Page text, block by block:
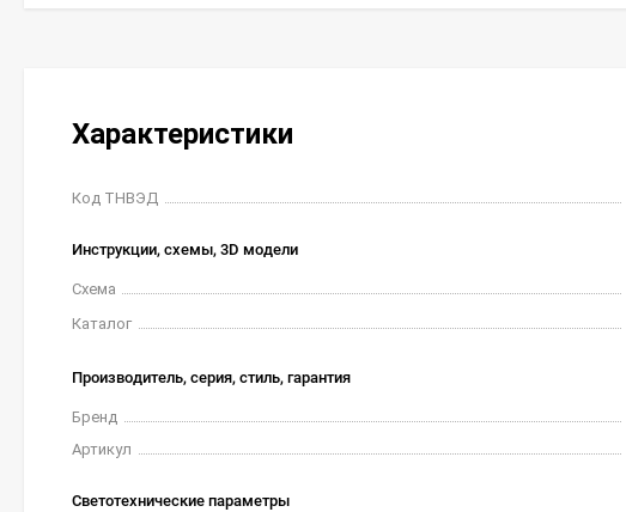
Характеристики
Код ТНВЭД
Инструкции, схемы, 3D модели
Схема
Каталог
Производитель, серия, стиль, гарантия
Бренд
Артикул
Светотехнические параметры